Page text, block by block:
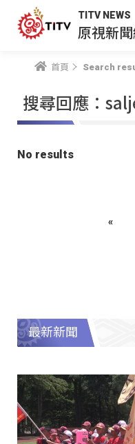
TITV NEWS
原視新
首頁 Search
搜尋回應：
No results
«
最新新聞